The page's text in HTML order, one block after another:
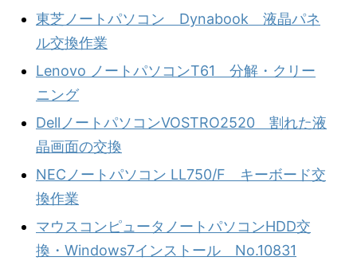
東芝ノートパソコン Dynabook 液晶パネ
ル交換作業
Lenovo ノートパソコンT61 分解・クリー
ニング
DellノートパソコンVOSTRO2520 割れた液
晶画面の交換
NECノートパソコン LL750/F キーボード交
換作業
マウスコンピュータノートパソコンHDD交
換・Windows7インストール No.10831